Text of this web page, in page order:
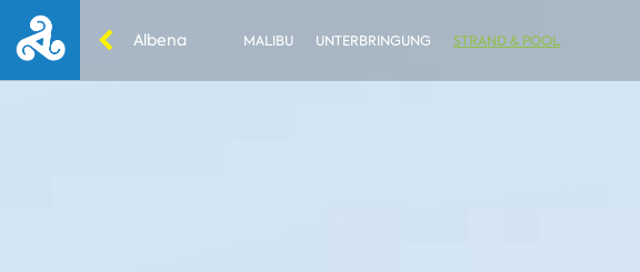
Albena MALIBU UNTERBRINGUNG STRAND & POOL